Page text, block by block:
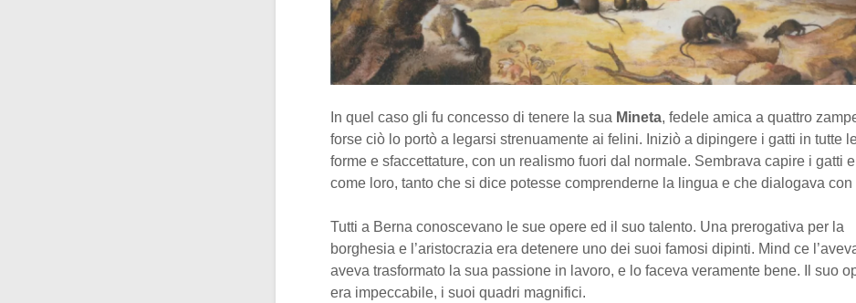
In quel caso gli fu concesso di tenere la sua Mineta, fedele amica a quattro
forse ciò lo portò a legarsi strenuamente ai felini. Iniziò a dipingere i gatti in tutte
forme e sfaccettature, con un realismo fuori dal normale. Sembrava capire i gatti
come loro, tanto che si dice potesse comprenderne la lingua e che dialogava con
Tutti a Berna conoscevano le sue opere ed il suo talento. Una prerogativa per la
borghesia e l’aristocrazia era detenere uno dei suoi famosi dipinti. Mind ce
aveva trasformato la sua passione in lavoro, e lo faceva veramente bene. Il suo
era impeccabile, i suoi quadri magnifici.